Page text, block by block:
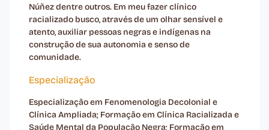
Núñez dentre outros. Em meu fazer clínico
racializado busco, através de um olhar sensível e
atento, auxiliar pessoas negras e indígenas na
construção de sua autonomia e senso de
comunidade.
Especialização
Especialização em Fenomenologia Decolonial e
Clínica Ampliada; Formação em Clínica Racializada e
Saúde Mental da População Negra; Formação em